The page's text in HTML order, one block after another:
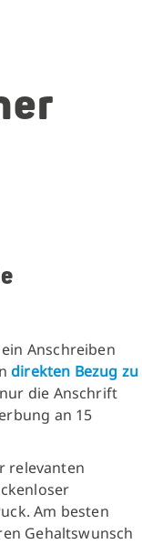
Anschreiben
direkten Bezug zu
die Anschrift
an 15
relevanten
Am besten
Gehaltswunsch